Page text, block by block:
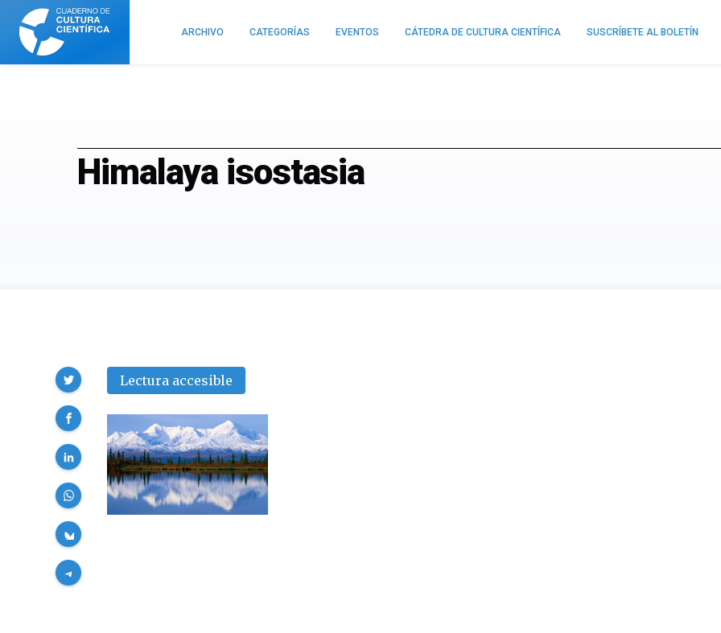
Cuaderno
Cultura
Científica
ARCHIVO CATEGORÍAS EVENTOS CÁTEDRA DE CULTURA CIENTÍFICA SUSCRÍBETE AL BOLETÍN
Himalaya isostasia
Lectura accesible
Compartir